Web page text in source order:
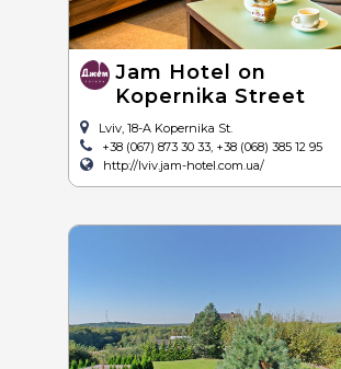
Jam Hotel on
Kopernika Street
Lviv, 18-A Kopernika St.
+38 (067) 873 30 33, +38 (068) 385 12 95
http://lviv.jam-hotel.com.ua/